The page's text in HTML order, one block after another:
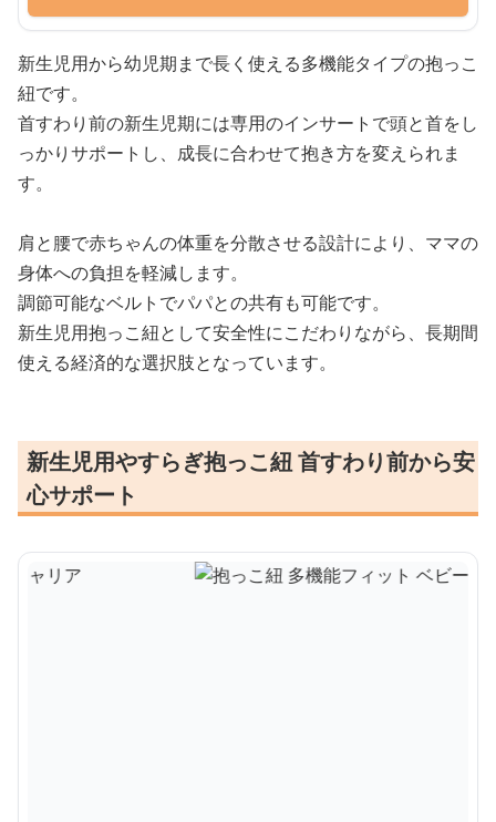
新生児用から幼児期まで長く使える多機能タイプの抱っこ
紐です。
首すわり前の新生児期には専用のインサートで頭と首をし
っかりサポートし、成長に合わせて抱き方を変えられま
す。
肩と腰で赤ちゃんの体重を分散させる設計により、ママの
身体への負担を軽減します。
調節可能なベルトでパパとの共有も可能です。
新生児用抱っこ紐として安全性にこだわりながら、長期間
使える経済的な選択肢となっています。
新生児用やすらぎ抱っこ紐 首すわり前から安
心サポート